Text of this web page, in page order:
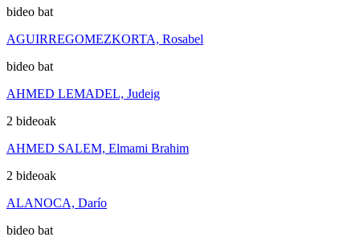
bideo bat
AGUIRREGOMEZKORTA, Rosabel
bideo bat
AHMED LEMADEL, Judeig
2 bideoak
AHMED SALEM, Elmami Brahim
2 bideoak
ALANOCA, Darío
bideo bat